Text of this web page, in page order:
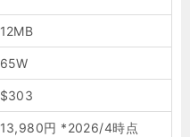
12MB
65W
$303
13,980円 *2026/4時点